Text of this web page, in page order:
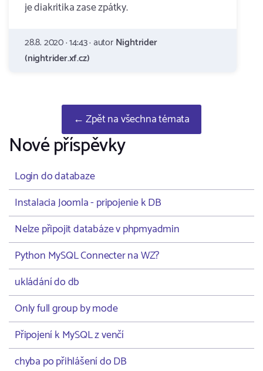
je diakritika zase zpátky.
28.8. 2020 · 14:43 · autorNightrider
(nightrider.xf.cz)
← Zpět na všechna témata
Nové příspěvky
Login do databaze
Instalacia Joomla - pripojenie k DB
Nelze připojit databáze v phpmyadmin
Python MySQL Connecter na WZ?
ukládání do db
Only full group by mode
Připojení k MySQL z venčí
chyba po přihlášení do DB